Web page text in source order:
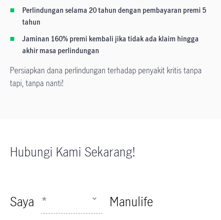
Perlindungan selama 20 tahun dengan pembayaran premi 5
tahun
Jaminan 160% premi kembali jika tidak ada klaim hingga
akhir masa perlindungan
Persiapkan dana perlindungan terhadap penyakit kritis tanpa
tapi, tanpa nanti!
Hubungi Kami Sekarang!
Saya * Manulife